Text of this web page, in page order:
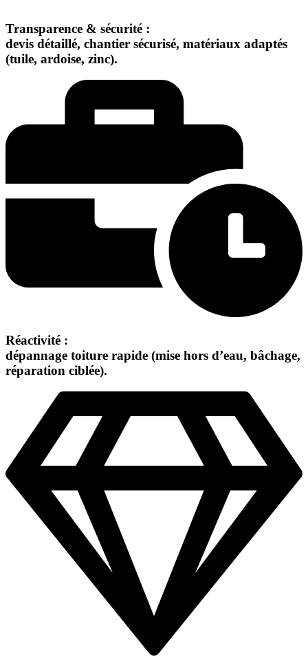
Transparence & sécurité :
devis détaillé, chantier sécurisé, matériaux adaptés
(tuile, ardoise, zinc).
Réactivité :
dépannage toiture rapide (mise hors d’eau, bâchage,
réparation ciblée).